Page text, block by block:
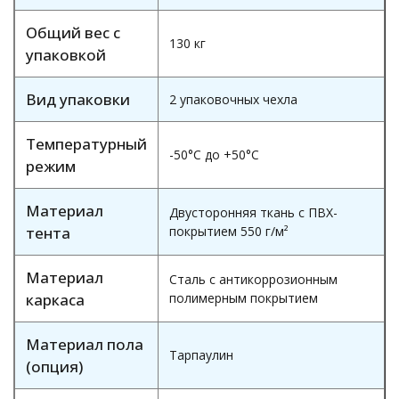
Общий вес с
упаковкой
130 кг
Вид упаковки 2 упаковочных чехла
Температурный
режим
-50°С до +50°С
Материал
тента
Двусторонняя ткань с ПВХ-
покрытием 550 г/м²
Материал
каркаса
Сталь с антикоррозионным
полимерным покрытием
Материал пола
(опция)
Тарпаулин